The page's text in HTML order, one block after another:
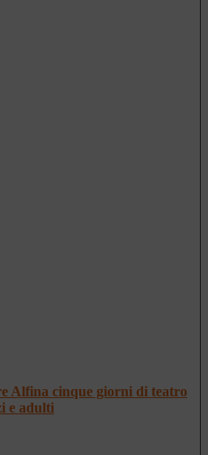
Alfina cinque giorni di teatro
e adulti